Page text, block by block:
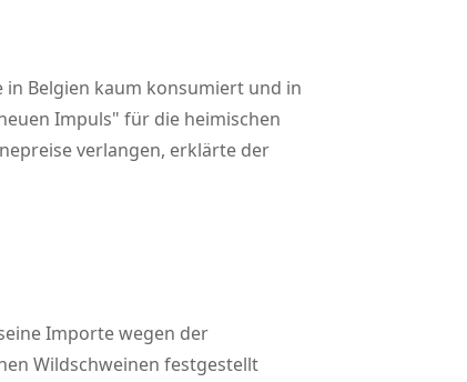
in Belgien kaum konsumiert und in
Impuls für die heimischen
verlangen, erklärte der
Importe wegen der
Wildschweinen festgestellt